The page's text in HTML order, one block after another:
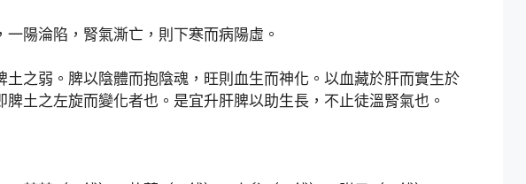
陽淪陷，腎氣澌亡，則下寒而病陽虛。
土之弱。脾以陰體而抱陰魂，旺則血生而神化。以血藏於肝而實生於
土之左旋而變化者也。是宜升肝脾以助生長，不止徒溫腎氣也。